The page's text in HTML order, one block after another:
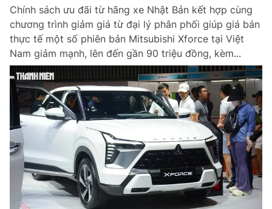
Chính sách ưu đãi từ hãng xe Nhật Bản kết hợp cùng
chương trình giảm giá từ đại lý phân phối giúp giá bán
thực tế một số phiên bản Mitsubishi Xforce tại Việt
Nam giảm mạnh, lên đến gần 90 triệu đồng, kèm...